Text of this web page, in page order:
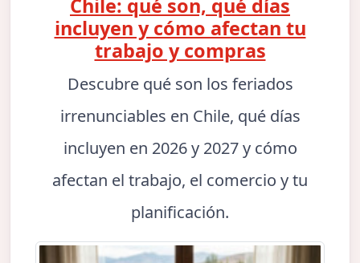
Chile: qué son, qué días
incluyen y cómo afectan tu
trabajo y compras
Descubre qué son los feriados
irrenunciables en Chile, qué días
incluyen en 2026 y 2027 y cómo
afectan el trabajo, el comercio y tu
planificación.